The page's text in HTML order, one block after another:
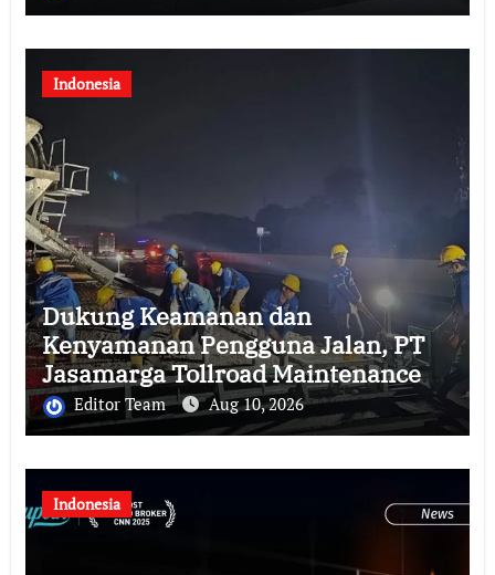
Indonesia
Dukung Keamanan dan
Kenyamanan Pengguna Jalan, PT
Jasamarga Tollroad Maintenance
Laksanakan Pekerjaan Preservasi
di Ruas Jalan Tol Jagorawi
Editor Team Aug 10, 2026
Indonesia